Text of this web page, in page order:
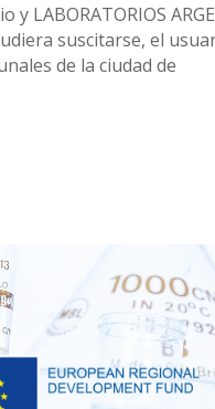
LABORATORIOS
suscitarse, el
de la ciudad de